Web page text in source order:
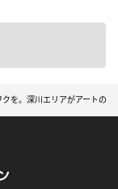
を。深川エリアがアートの街